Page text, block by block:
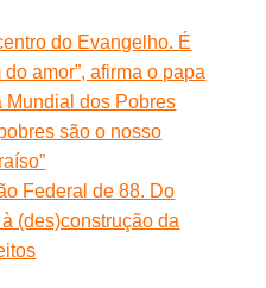
do Evangelho. É
amor”, afirma o papa
Mundial dos Pobres
são o nosso
Federal de 88. Do
(des)construção da